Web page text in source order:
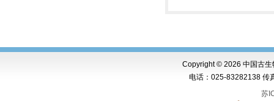
Copyright © 2026 中国古
电话：025-83282138 传
苏